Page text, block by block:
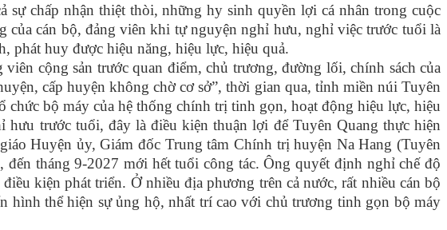
chấp nhận thiệt thòi, những hy sinh quyền lợi cá nhân trong cuộc
cán bộ, đảng viên khi tự nguyện nghỉ hưu, nghỉ việc trước tuổi là
phát huy được hiệu năng, hiệu lực, hiệu quả.
cộng sản trước quan điểm, chủ trương, đường lối, chính sách của
cấp huyện không chờ cơ sở”, thời gian qua, tỉnh miền núi Tuyên
bộ máy của hệ thống chính trị tinh gọn, hoạt động hiệu lực, hiệu
trước tuổi, đây là điều kiện thuận lợi để Tuyên Quang thực hiện
Huyện ủy, Giám đốc Trung tâm Chính trị huyện Na Hang (Tuyên
tháng 9-2027 mới hết tuổi công tác. Ông quyết định nghỉ chế độ
kiện phát triển. Ở nhiều địa phương trên cả nước, rất nhiều cán bộ
thể hiện sự ủng hộ, nhất trí cao với chủ trương tinh gọn bộ máy